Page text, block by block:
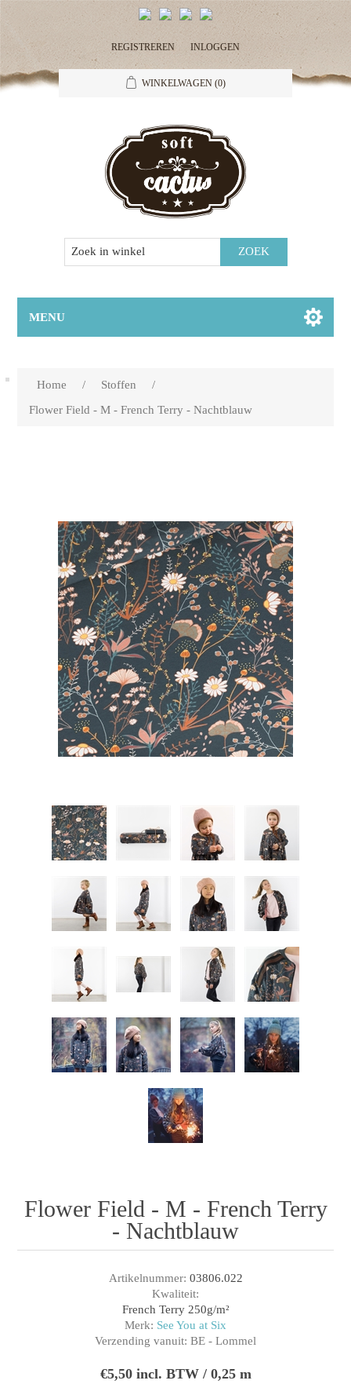
REGISTREREN INLOGGEN
WINKELWAGEN (0)
MENU
Home / Stoffen
/
Flower Field - M - French Terry - Nachtblauw
Flower Field - M - French Terry
- Nachtblauw
Artikelnummer: 03806.022
Kwaliteit:
French Terry 250g/m²
Merk: See You at Six
Verzending vanuit: BE - Lommel
€5,50 incl. BTW / 0,25 m